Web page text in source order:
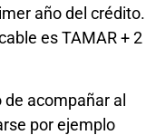
año del crédito.
es TAMAR + 2
de acompañar al
por ejemplo